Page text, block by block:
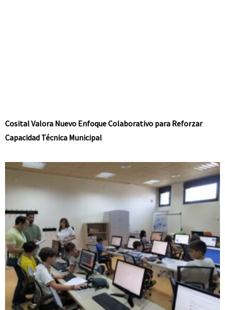
Cosital Valora Nuevo Enfoque Colaborativo para Reforzar
Capacidad Técnica Municipal